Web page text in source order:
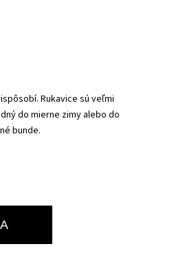
Rukavice sú veľmi
do mierne zimy alebo do
bunde.